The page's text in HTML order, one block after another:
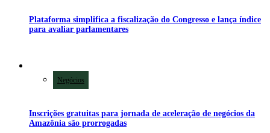
Plataforma simplifica a fiscalização do Congresso e lança índice
para avaliar parlamentares
Negócios
Inscrições gratuitas para jornada de aceleração de negócios da
Amazônia são prorrogadas